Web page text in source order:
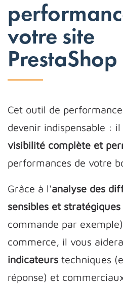
votre site
Cet outil de
devenir indispensable :
visibilité complète et
performances de votre
Grâce à l'analyse des
sensibles et stratégiques
commande par
commerce, il vous
indicateurs techniques
réponse) et